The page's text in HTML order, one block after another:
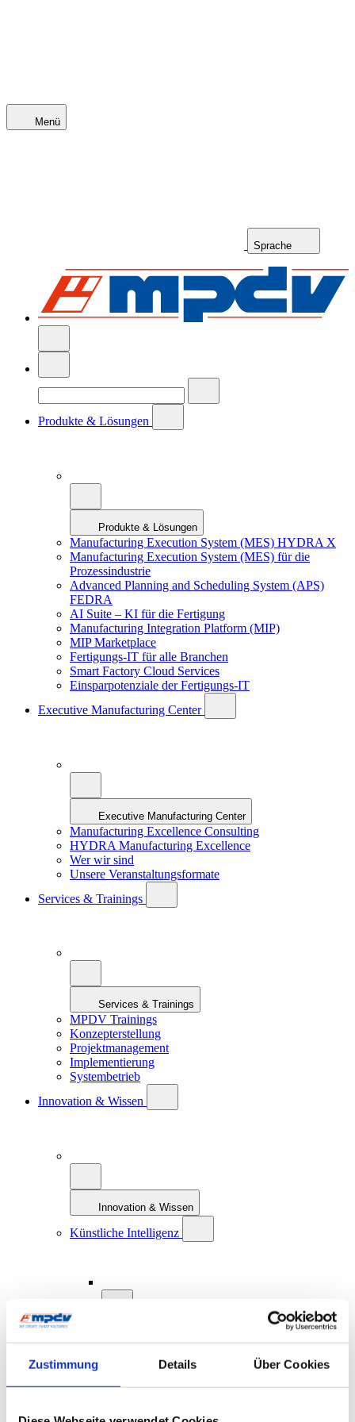
Zustimmung Details Über Cookies
Menü
Sprache
Produkte & Lösungen
Produkte & Lösungen
Manufacturing Execution System (MES) HYDRA X
Manufacturing Execution System (MES) für die
Prozessindustrie
Advanced Planning and Scheduling System (APS)
FEDRA
AI Suite – KI für die Fertigung
Manufacturing Integration Platform (MIP)
MIP Marketplace
Fertigungs-IT für alle Branchen
Smart Factory Cloud Services
Einsparpotenziale der Fertigungs-IT
Executive Manufacturing Center
Executive Manufacturing Center
Manufacturing Excellence Consulting
HYDRA Manufacturing Excellence
Wer wir sind
Unsere Veranstaltungsformate
Services & Trainings
Services & Trainings
MPDV Trainings
Konzepterstellung
Projektmanagement
Implementierung
Systembetrieb
Innovation & Wissen
Innovation & Wissen
Künstliche Intelligenz
KI und Smart Factory
Zukunftskonzept MES 4.0